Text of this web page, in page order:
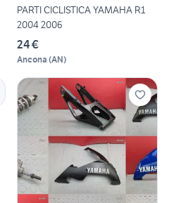
PARTI CICLISTICA YAMAHA R1
2004 2006
24 €
Ancona (AN)